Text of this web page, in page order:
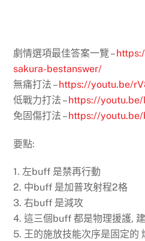
劇情選項最佳答案一覽 –
sakura-bestanswer/
無痛打法 –https://youtu.be/
低戰力打法 –https://
免固傷打法 –https://youtu.be/
要點:
1. 左buff 是禁再行動
2. 中buff 是加普攻射程2格
3. 右buff 是減攻
4. 這三個buff 都是物理援護,
5. 王的施放技能次序是固定的